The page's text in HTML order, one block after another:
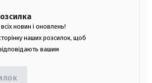
новин і оновлень!
наших розсилок, щоб
вашим